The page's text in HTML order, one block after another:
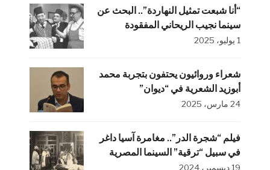
“أنا شبعت تمثيل النهاردة”.. البحث عن
سينما نجيب الريحاني المفقودة
1 يوليو، 2025
شعراء وروائيون يحتفون بتجربة محمد
أبوزيد الشعرية في “ديوان”
24 مارس، 2025
فيلم “شجرة الدر”.. مغامرة آسيا داغر
في سبيل “ترقية” السينما المصرية
19 ديسمبر، 2024